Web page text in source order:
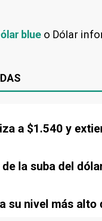
blue o Dólar
a $1.540 y
de la suba del
su nivel más